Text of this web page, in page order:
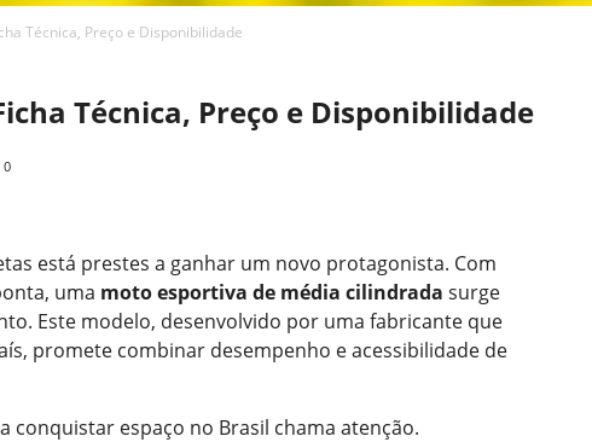
Técnica, Preço e Disponibilidade
Técnica, Preço e Disponibilidade
0
está prestes a ganhar um novo protagonista. Com
uma moto esportiva de média cilindrada surge
Este modelo, desenvolvido por uma fabricante que
promete combinar desempenho e acessibilidade de
conquistar espaço no Brasil chama atenção.